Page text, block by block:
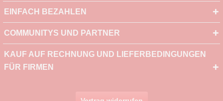
EINFACH BEZAHLEN
COMMUNITYS UND PARTNER
KAUF AUF RECHNUNG UND LIEFERBEDINGUNGEN
FÜR FIRMEN